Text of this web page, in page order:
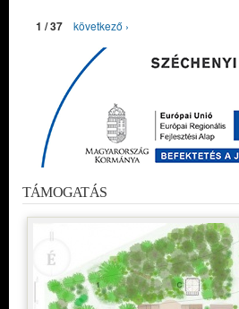
1 / 37 következő ›
TÁMOGATÁS